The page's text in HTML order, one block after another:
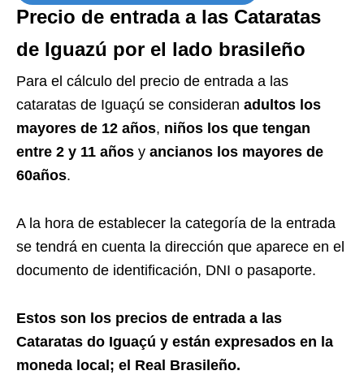
Precio de entrada a las Cataratas
de Iguazú por el lado brasileño
Para el cálculo del precio de entrada a las
cataratas de Iguaçú se consideran adultos los
mayores de 12 años, niños los que tengan
entre 2 y 11 años y ancianos los mayores de
60años.
A la hora de establecer la categoría de la entrada
se tendrá en cuenta la dirección que aparece en el
documento de identificación, DNI o pasaporte.
Estos son los precios de entrada a las
Cataratas do Iguaçú y están expresados en la
moneda local; el Real Brasileño.